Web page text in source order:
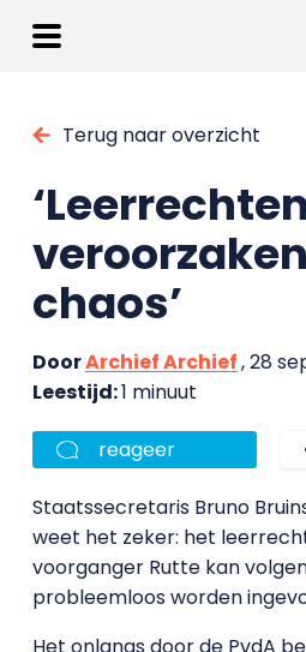
Terug naar overzicht
‘Leerrechten
chaos’
DoorArchief Archief, 28
Leestijd:1 minuut
reageer
Staatssecretaris Bruno
weet het zeker: het
voorganger Rutte kan
probleemloos worden